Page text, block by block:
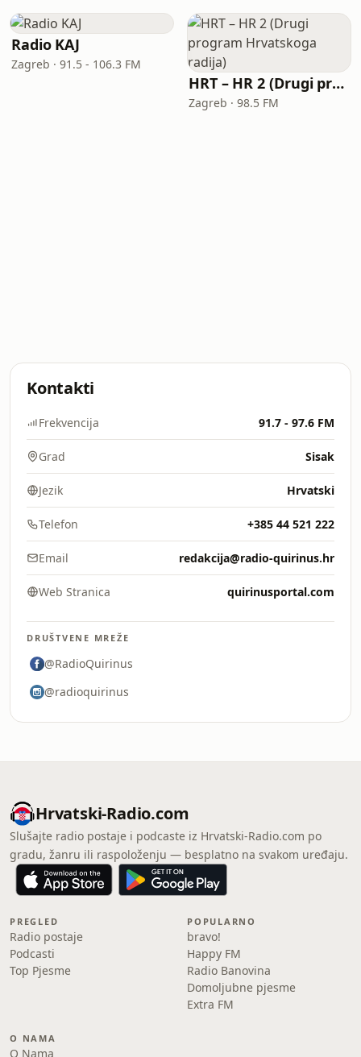
Radio KAJ
Zagreb · 91.5 - 106.3 FM
HRT – HR 2 (Drugi program Hrvatskoga radija)
Zagreb · 98.5 FM
Kontakti
Frekvencija 91.7 - 97.6 FM
Grad Sisak
Jezik Hrvatski
Telefon +385 44 521 222
Email redakcija@radio-quirinus.hr
Web Stranica quirinusportal.com
DRUŠTVENE MREŽE
@RadioQuirinus
@radioquirinus
Hrvatski-Radio.com
Slušajte radio postaje i podcaste iz Hrvatski-Radio.com po
gradu, žanru ili raspoloženju — besplatno na svakom uređaju.
PREGLED
Radio postaje
Podcasti
Top Pjesme
POPULARNO
bravo!
Happy FM
Radio Banovina
Domoljubne pjesme
Extra FM
O NAMA
O Nama